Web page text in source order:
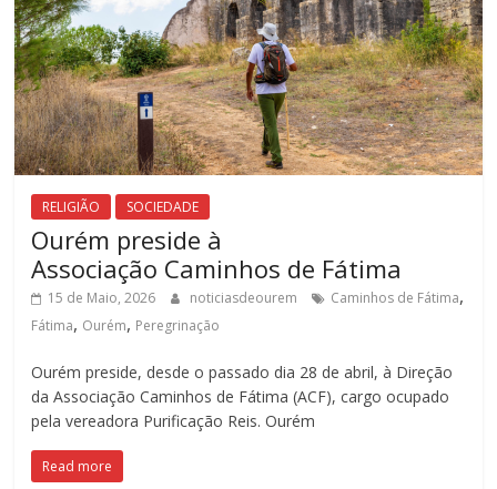
RELIGIÃO SOCIEDADE
Ourém preside à
Associação Caminhos de Fátima
15 de Maio, 2026 noticiasdeourem Caminhos de Fátima,
Fátima, Ourém, Peregrinação
Ourém preside, desde o passado dia 28 de abril, à Direção
da Associação Caminhos de Fátima (ACF), cargo ocupado
pela vereadora Purificação Reis. Ourém
Read more